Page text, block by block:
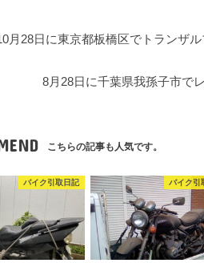
月28日に東京都板橋区でトランザ
8月28日に千葉県我孫子市で
こちらの記事も人気です。
バイク引取日記 バイク引